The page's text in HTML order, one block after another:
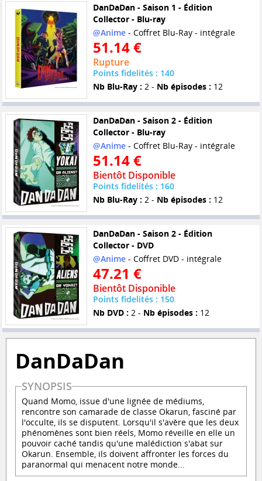
DanDaDan - Saison 1 - Édition
Collector - Blu-ray
@Anime- Coffret Blu-Ray - intégrale
51.14 €
Rupture
Points fidelités : 140
Nb Blu-Ray : 2 - Nb épisodes : 12
DanDaDan - Saison 2 - Édition
Collector - Blu-ray
@Anime- Coffret Blu-Ray - intégrale
51.14 €
Bientôt Disponible
Points fidelités : 160
Nb Blu-Ray : 2 - Nb épisodes : 12
DanDaDan - Saison 2 - Édition
Collector - DVD
@Anime- Coffret DVD - intégrale
47.21 €
Bientôt Disponible
Points fidelités : 150
Nb DVD : 2 - Nb épisodes : 12
DanDaDan
SYNOPSIS
Quand Momo, issue d'une lignée de médiums,
rencontre son camarade de classe Okarun, fasciné par
l'occulte, ils se disputent. Lorsqu'il s'avère que les deux
phénomènes sont bien réels, Momo réveille en elle un
pouvoir caché tandis qu'une malédiction s'abat sur
Okarun. Ensemble, ils doivent affronter les forces du
paranormal qui menacent notre monde...